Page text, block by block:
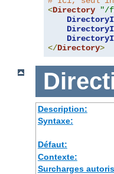
<Directory "/
</Directory>
Description:
Syntaxe:
Défaut:
Contexte:
Surcharges